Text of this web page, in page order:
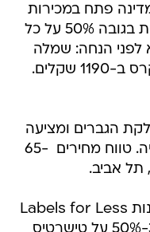
פתח במכירות
סוף העונה במסגרתן ינתנו הנחות בגובה 50% על כל
לפני הנחה: שמלה
פרחונית ב-3,490 שקלים; סניקרס ב-1190 שקלים.
הגברים ומציעה
הנחות בגובה 50% על הקולקציה. טווח מחירים  65-
מבצע על בגדים ואקססוריז בחנות Labels for Less
לקראת החופשה הקרבה: 30%-50% על טישרטיס